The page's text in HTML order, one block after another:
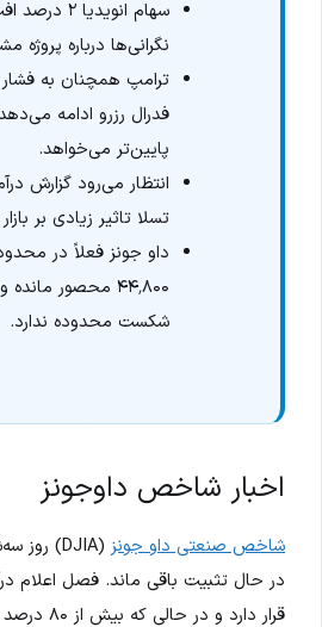
سهام
نگرانی‌ها درباره پروژه
ترامپ همچنان به
فدرال رزرو ادامه
پایین‌تر می‌خواهد.
انتظار می‌رود گزارش
تسلا تاثیر زیادی بر
۴۴٬۸۰۰ محصور
شکست محدوده ندارد.
اخبار شاخص داوجونز
شاخص صنعتی داو جونز
در حال تثبیت باقی ماند. فصل اعلام
قرار دارد و